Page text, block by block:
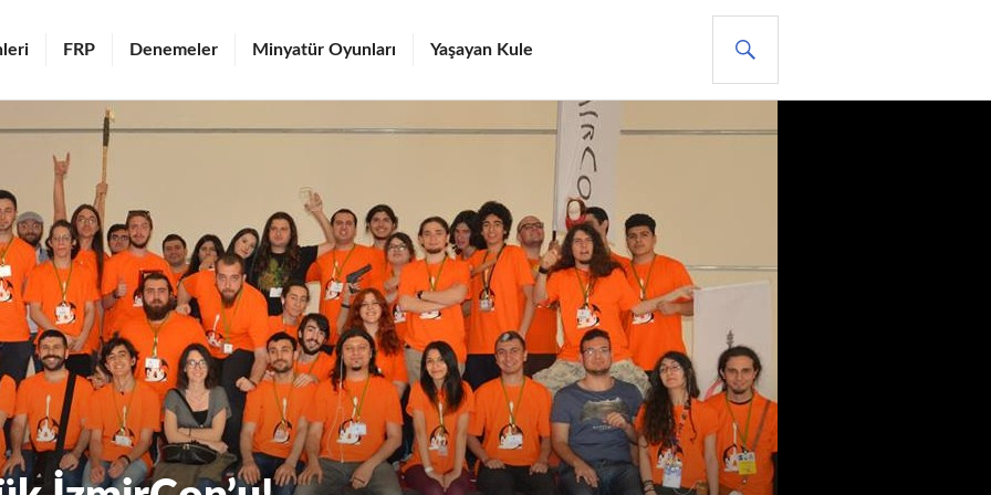
FRP Denemeler Minyatür Oyunları Yaşayan Kule